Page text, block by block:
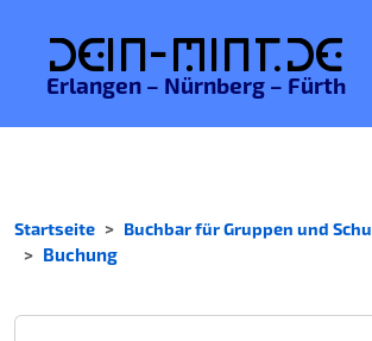
Dein-MINT.de
Erlangen – Nürnberg – Fürth
Startseite Buchbar für Gruppen und
Buchung